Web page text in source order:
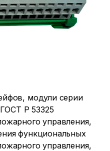
модули серии
Р 53325
управления,
функциональных
управления,